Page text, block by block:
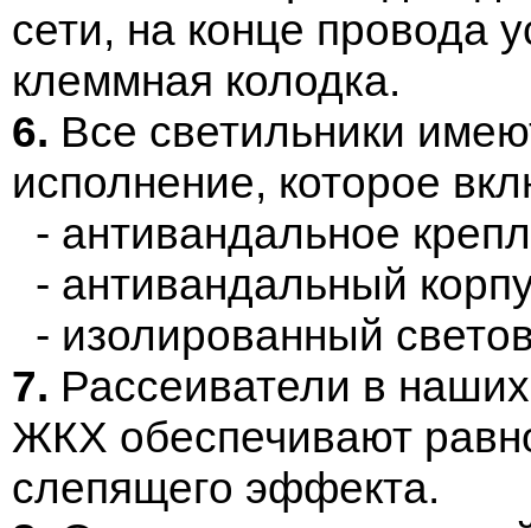
сети, на конце провода
клеммная колодка.
6. Все светильники
исполнение, которое
- антивандальное
- антивандальный
- изолированный
7. Рассеиватели в
ЖКХ обеспечивают
слепящего эффекта.